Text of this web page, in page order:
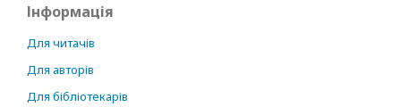
Інформація
Для читачів
Для авторів
Для бібліотекарів